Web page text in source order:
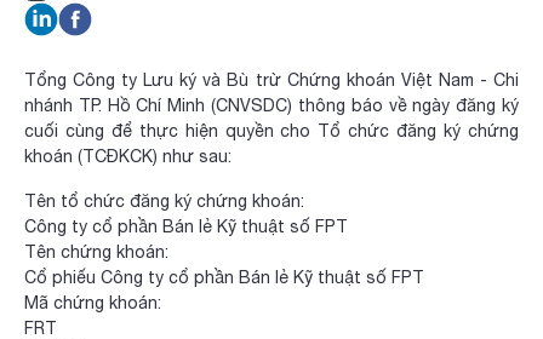
Tổng Công ty Lưu ký và Bù trừ Chứng khoán Việt Nam - Chi
nhánh TP. Hồ Chí Minh (CNVSDC) thông báo về ngày đăng ký
cuối cùng để thực hiện quyền cho Tổ chức đăng ký chứng
khoán (TCĐKCK) như sau:
Tên tổ chức đăng ký chứng khoán:
Công ty cổ phần Bán lẻ Kỹ thuật số FPT
Tên chứng khoán:
Cổ phiếu Công ty cổ phần Bán lẻ Kỹ thuật số FPT
Mã chứng khoán:
FRT